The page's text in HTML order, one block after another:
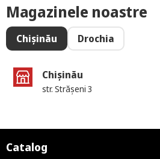
Magazinele noastre
Chișinău Drochia
Chișinău
str. Strășeni 3
Catalog